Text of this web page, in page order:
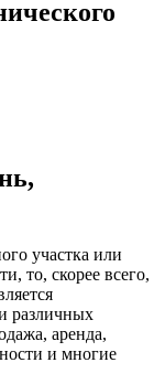
участка или
то, скорее всего,
различных
аренда,
и многие